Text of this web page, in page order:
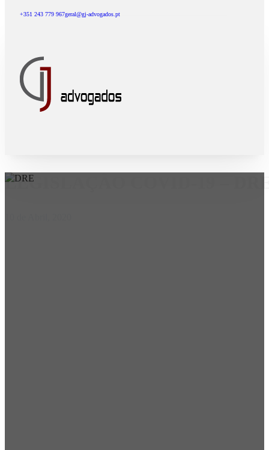
+351 243 779 967geral@gj-advogados.pt
LEGISLAÇÃO COVID-19 –